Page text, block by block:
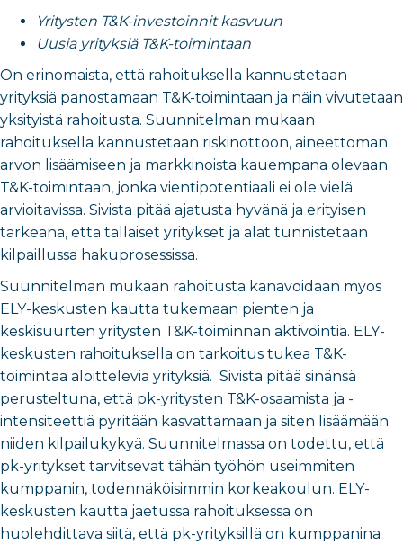
Yritysten T&K-investoinnit kasvuun
Uusia yrityksiä T&K-toimintaan
On erinomaista, että rahoituksella kannustetaan
yrityksiä panostamaan T&K-toimintaan ja näin vivutetaan
yksityistä rahoitusta. Suunnitelman mukaan
rahoituksella kannustetaan riskinottoon, aineettoman
arvon lisäämiseen ja markkinoista kauempana olevaan
T&K-toimintaan, jonka vientipotentiaali ei ole vielä
arvioitavissa. Sivista pitää ajatusta hyvänä ja erityisen
tärkeänä, että tällaiset yritykset ja alat tunnistetaan
kilpaillussa hakuprosessissa.
Suunnitelman mukaan rahoitusta kanavoidaan myös
ELY-keskusten kautta tukemaan pienten ja
keskisuurten yritysten T&K-toiminnan aktivointia. ELY-
keskusten rahoituksella on tarkoitus tukea T&K-
toimintaa aloittelevia yrityksiä. Sivista pitää sinänsä
perusteltuna, että pk-yritysten T&K-osaamista ja -
intensiteettiä pyritään kasvattamaan ja siten lisäämään
niiden kilpailukykyä. Suunnitelmassa on todettu, että
pk-yritykset tarvitsevat tähän työhön useimmiten
kumppanin, todennäköisimmin korkeakoulun. ELY-
keskusten kautta jaetussa rahoituksessa on
huolehdittava siitä, että pk-yrityksillä on kumppanina